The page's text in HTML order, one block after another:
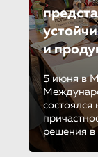
и
5 июня в
состоялся
решения